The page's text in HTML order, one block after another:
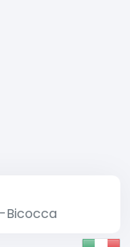
Bicocca